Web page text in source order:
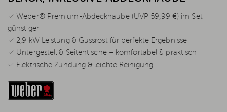
✓ Weber® Premium-Abdeckhaube (UVP 59,99 €) im Set
günstiger
✓ 2,9 kW Leistung & Gussrost für perfekte Ergebnisse
✓ Untergestell & Seitentische – komfortabel & praktisch
✓ Elektrische Zündung & leichte Reinigung